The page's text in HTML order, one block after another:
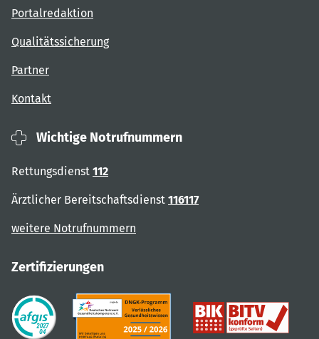
Portalredaktion
Qualitätssicherung
Partner
Kontakt
Wichtige Notrufnummern
Rettungsdienst 112
Ärztlicher Bereitschaftsdienst 116117
weitere Notrufnummern
Zertifizierungen